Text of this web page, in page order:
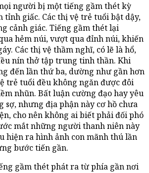
người bị một tiếng gầm thét kỳ
tỉnh giấc. Các thị vệ trẻ tuổi bật dậy,
cảnh giác. Tiếng gầm thét lại
hẻm núi, vượt qua đỉnh núi, khiến
Các thị vệ thầm nghĩ, có lẽ là hổ,
nín thở tập trung tinh thần. Khi
đến lần thứ ba, dường như gần hơn
trẻ tuổi đều không ngăn được đôi
nhũn. Bất luận cường đạo hay yêu
sợ, nhưng địa phận này cơ hồ chưa
cho nên không ai biết phải đối phó
mắt những người thanh niên này
hiện ra hình ảnh con mãnh thú lần
bước tiến gần.
gầm thét phát ra từ phía gần nơi